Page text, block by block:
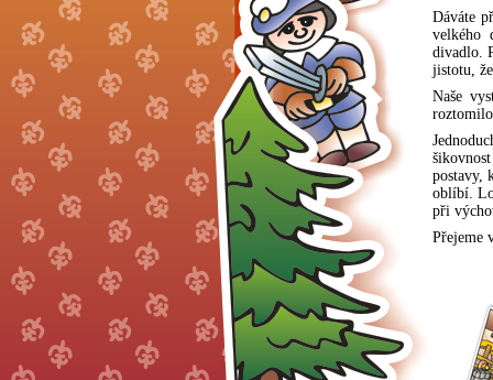
Dáváte
velkého
divadlo.
jistotu,
Naše
postavy,
oblíbí.
při
Přejeme